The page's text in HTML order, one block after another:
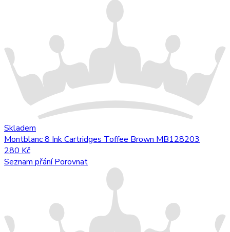
Skladem
Montblanc 8 Ink Cartridges Toffee Brown MB128203
280 Kč
Seznam přání Porovnat